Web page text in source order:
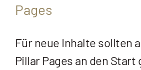
Pages
Für neue Inhalte sollten
Pillar Pages an den Start